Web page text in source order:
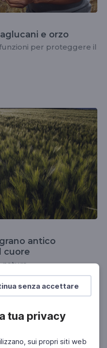
senza accettare
tua privacy
sui propri siti web
e orzo
per proteggere il
antico
cuore
natura